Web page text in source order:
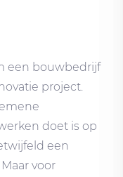
een bouwbedrijf
project.
doet is op
een
voor